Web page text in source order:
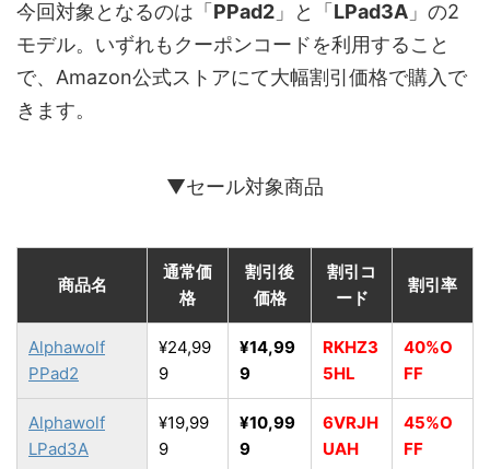
今回対象となるのは「 PPad2 」と「 LPad3A 」の2
モデル。いずれもクーポンコードを利用すること
で、Amazon公式ストアにて大幅割引価格で購入で
きます。
▼セール対象商品
商品名
通常価
格
割引後
価格
割引コ
ード
割引率
Alphawolf
PPad2
¥24,99
9
¥14,99
9
RKHZ3
5HL
40%O
FF
Alphawolf
LPad3A
¥19,99
9
¥10,99
9
6VRJH
UAH
45%O
FF